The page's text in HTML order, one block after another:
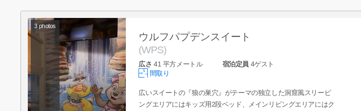
3photos
ウルフパプデンスイート
(WPS)
広さ 41 平方メートル 宿泊定員 4ゲスト
間取り
広いスイートの『狼の巣穴』がテーマの独立した洞窟風スリーピ
ングエリアにはキッズ用2段ベッド、メインリビングエリアにはク